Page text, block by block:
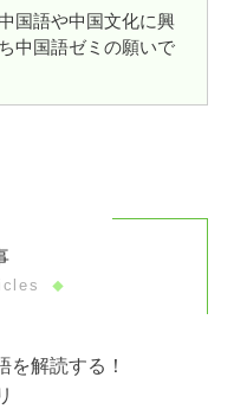
国語や中国文化に興
中国語ゼミの願いで
を解読する！